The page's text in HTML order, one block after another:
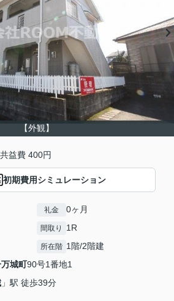
【外観】
益費 400円
初期費用シミュレーション
礼金 0ヶ月
間取り 1R
所在階 1階/2階建
城町90号1番地1
」駅 徒歩39分